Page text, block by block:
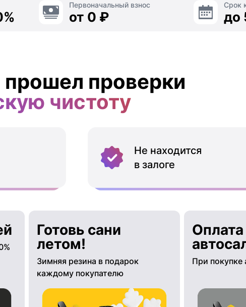
Первоначальный взнос
от 0 ₽
Срок
до
проверки
чистоту
Не находится
в залоге
Готовь сани
летом!
Зимняя резина в подарок
каждому покупателю
При покупке